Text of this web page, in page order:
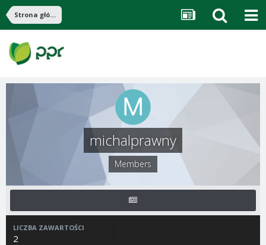
Strona główna
michalprawny
Members
LICZBA ZAWARTOŚCI
2